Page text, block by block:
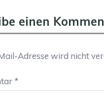
einen
Adresse wird nicht
*